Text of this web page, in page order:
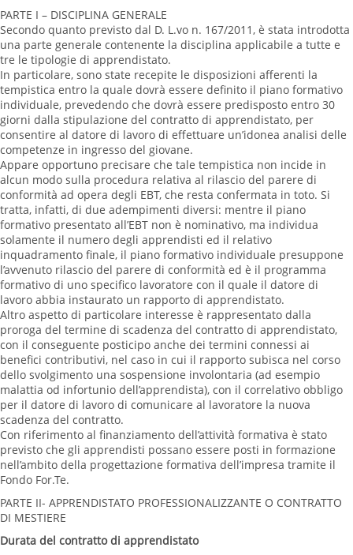
PARTE I – DISCIPLINA GENERALE
Secondo quanto previsto dal D. L.vo n. 167/2011, è stata introdotta
una parte generale contenente la disciplina applicabile a tutte e
tre le tipologie di apprendistato.
In particolare, sono state recepite le disposizioni afferenti la
tempistica entro la quale dovrà essere definito il piano formativo
individuale, prevedendo che dovrà essere predisposto entro 30
giorni dalla stipulazione del contratto di apprendistato, per
consentire al datore di lavoro di effettuare un’idonea analisi delle
competenze in ingresso del giovane.
Appare opportuno precisare che tale tempistica non incide in
alcun modo sulla procedura relativa al rilascio del parere di
conformità ad opera degli EBT, che resta confermata in toto. Si
tratta, infatti, di due adempimenti diversi: mentre il piano
formativo presentato all’EBT non è nominativo, ma individua
solamente il numero degli apprendisti ed il relativo
inquadramento finale, il piano formativo individuale presuppone
l’avvenuto rilascio del parere di conformità ed è il programma
formativo di uno specifico lavoratore con il quale il datore di
lavoro abbia instaurato un rapporto di apprendistato.
Altro aspetto di particolare interesse è rappresentato dalla
proroga del termine di scadenza del contratto di apprendistato,
con il conseguente posticipo anche dei termini connessi ai
benefici contributivi, nel caso in cui il rapporto subisca nel corso
dello svolgimento una sospensione involontaria (ad esempio
malattia od infortunio dell’apprendista), con il correlativo obbligo
per il datore di lavoro di comunicare al lavoratore la nuova
scadenza del contratto.
Con riferimento al finanziamento dell’attività formativa è stato
previsto che gli apprendisti possano essere posti in formazione
nell’ambito della progettazione formativa dell’impresa tramite il
Fondo For.Te.
PARTE II- APPRENDISTATO PROFESSIONALIZZANTE O CONTRATTO
DI MESTIERE
Durata del contratto di apprendistato